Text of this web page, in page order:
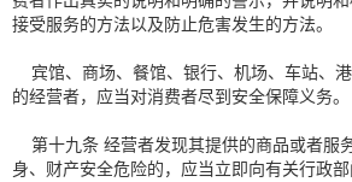
接受服务的方法以及防止危害发生的方法。
宾馆、商场、餐馆、银行、机场、车站、
的经营者，应当对消费者尽到安全保障义务。
第十九条 经营者发现其提供的商品或者服
身、财产安全危险的，应当立即向有关行政部